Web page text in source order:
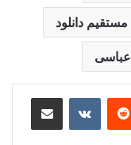
مستقیم دانلود
عباسی
‫رددیت ‫VKontakteاشتراک گذاری از طریق ایمیل